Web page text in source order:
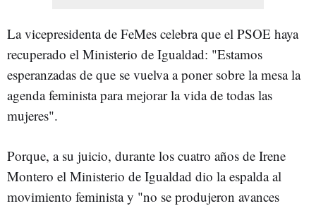
La vicepresidenta de FeMes celebra que el PSOE haya
recuperado el Ministerio de Igualdad: "Estamos
esperanzadas de que se vuelva a poner sobre la mesa la
agenda feminista para mejorar la vida de todas las
mujeres".
Porque, a su juicio, durante los cuatro años de Irene
Montero el Ministerio de Igualdad dio la espalda al
movimiento feminista y "no se produjeron avances